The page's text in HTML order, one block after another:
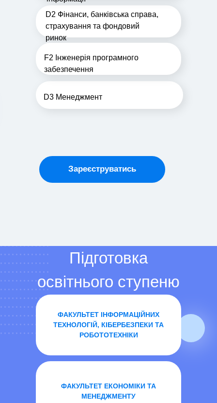
D3 Менеджмент
D2 Фінанси, банківська справа,
страхування та фондовий
ринок
F2 Інженерія програмного
забезпечення
Зареєструватись
Підготовка
освітнього ступеню
ФАКУЛЬТЕТ ЕКОНОМІКИ ТА
МЕНЕДЖМЕНТУ
ФАКУЛЬТЕТ ІНФОРМАЦІЙНИХ
ТЕХНОЛОГІЙ, КІБЕРБЕЗПЕКИ ТА
РОБОТОТЕХНІКИ